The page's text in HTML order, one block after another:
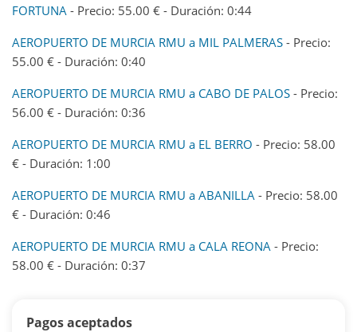
FORTUNA - Precio: 55.00 € - Duración: 0:44
AEROPUERTO DE MURCIA RMU a MIL PALMERAS - Precio:
55.00 € - Duración: 0:40
AEROPUERTO DE MURCIA RMU a CABO DE PALOS - Precio:
56.00 € - Duración: 0:36
AEROPUERTO DE MURCIA RMU a EL BERRO - Precio: 58.00
€ - Duración: 1:00
AEROPUERTO DE MURCIA RMU a ABANILLA - Precio: 58.00
€ - Duración: 0:46
AEROPUERTO DE MURCIA RMU a CALA REONA - Precio:
58.00 € - Duración: 0:37
Pagos aceptados